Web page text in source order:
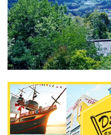
招募旅游作家